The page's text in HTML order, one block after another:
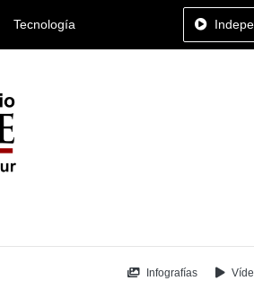
Tecnología
Infografías